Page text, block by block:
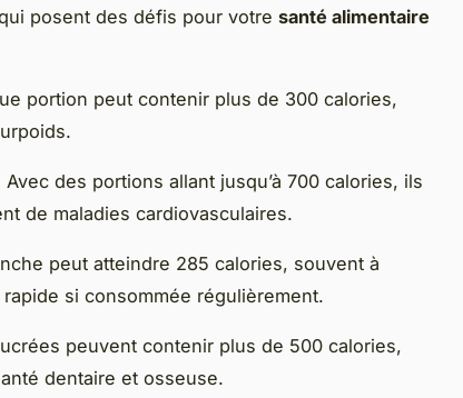
posent des défis pour votre santé alimentaire
portion peut contenir plus de 300 calories,
Avec des portions allant jusqu’à 700 calories, ils
de maladies cardiovasculaires.
peut atteindre 285 calories, souvent à
si consommée régulièrement.
peuvent contenir plus de 500 calories,
dentaire et osseuse.